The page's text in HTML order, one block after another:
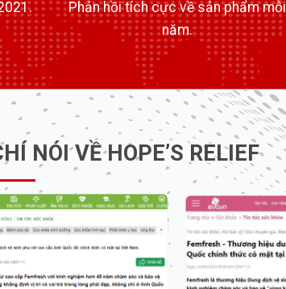
Phản hồi tích cực về sản phẩm mỗi
năm.
NÓI VỀ HOPE’S RELIEF